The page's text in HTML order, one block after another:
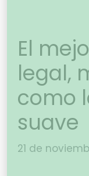
El
legal,
como
suave
21 de